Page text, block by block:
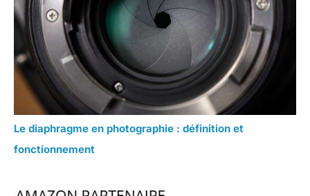
Le diaphragme en photographie : définition et
fonctionnement